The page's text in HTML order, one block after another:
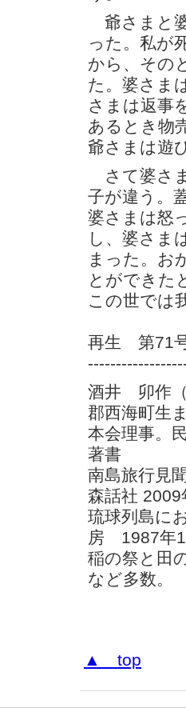
爺さまと
った。私が
から、その
た。婆さま
さまは返事
あるとき物
爺さまは遊
さて婆さ
子が違う。
婆さまは怒
し、婆さま
まった。お
とができた
この世では
再生 第71
酒井 卯作（
郡西海町生
本会理事。
著書
南島旅行
森話社 2009
琉球列島に
房 1987年
稲の祭と田
など多数。
▲ top